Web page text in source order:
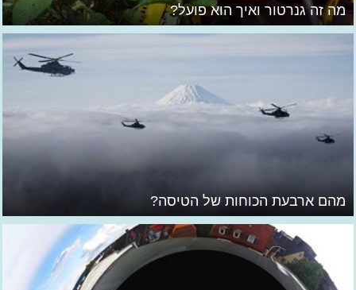
מה זה גנרטור ואיך הוא פועל?
מהם ארבעת הכוחות של הטיסה?